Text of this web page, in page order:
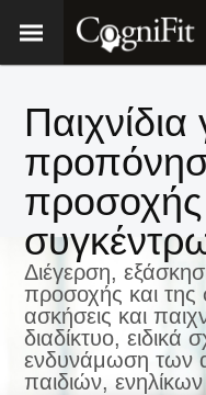
Παιχνίδια
προσοχής
Διέγερση,
προσοχής και της
ασκήσεις και
διαδίκτυο, ειδικά
ενδυνάμωση των
παιδιών,